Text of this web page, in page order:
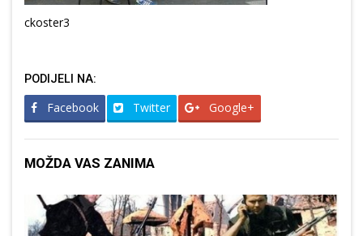
ckoster3
PODIJELI NA:
Facebook Twitter Google+
MOŽDA VAS ZANIMA